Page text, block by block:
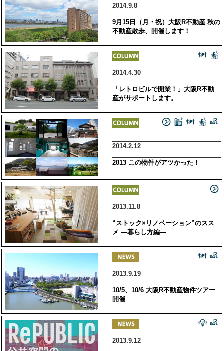
2014.9.8
9月15日（月・祝）大阪R不動産 秋の
不動産散歩、開催します！
2014.4.30
「レトロビルで開業！」大阪R不動
産がサポートします。
2014.2.12
2013 この物件がアツかった！
2013.11.8
“ストック×リノベーション”のスス
メ ―暮らし方編―
2013.9.19
10/5、10/6 大阪R不動産物件ツアー
開催
2013.9.12